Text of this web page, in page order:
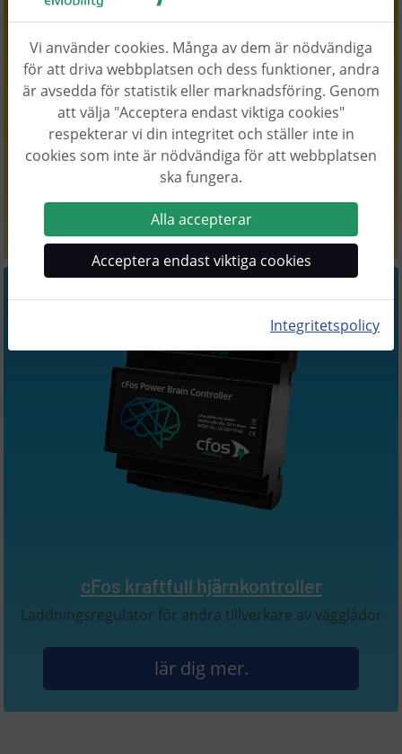
Version 2.12
cFos Laddningsansvarig
Lasthantering för flera väggboxar
lär dig mer.
cFos kraftfull hjärnkontroller
Laddningsregulator för andra tillverkare av vägglådor
lär dig mer.
Vi använder cookies. Många av dem är nödvändiga
för att driva webbplatsen och dess funktioner, andra
är avsedda för statistik eller marknadsföring. Genom
att välja "Acceptera endast viktiga cookies"
respekterar vi din integritet och ställer inte in
cookies som inte är nödvändiga för att webbplatsen
ska fungera.
Alla accepterar
Acceptera endast viktiga cookies
Integritetspolicy